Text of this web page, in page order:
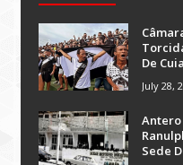
De
July 28,
Antero
Sede